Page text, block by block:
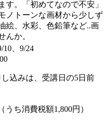
す。「初めてなので不安」
ノトーンな画材から少しず
絵、水彩、色鉛筆など..画
んか。
10、9/24
込みは、受講日の5日前
うち消費税額1,800円）